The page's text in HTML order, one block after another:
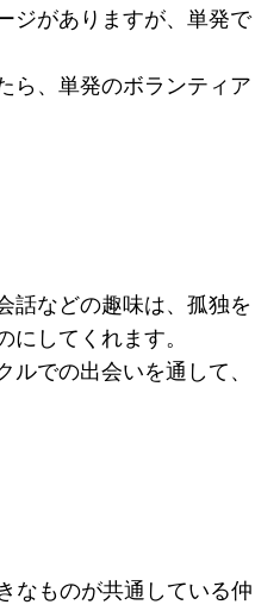
ジがありますが、単発で
ら、単発のボランティア
話などの趣味は、孤独を
してくれます。
での出会いを通して、
なものが共通している仲